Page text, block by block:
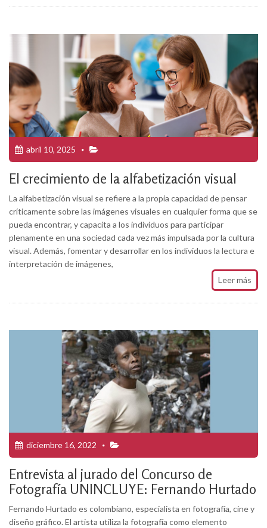
abril 10, 2025
El crecimiento de la alfabetización visual
La alfabetización visual se refiere a la propia capacidad de pensar
críticamente sobre las imágenes visuales en cualquier forma que se
pueda encontrar, y capacita a los individuos para participar
plenamente en una sociedad cada vez más impulsada por la cultura
visual. Además, fomentar y desarrollar en los individuos la lectura e
interpretación de imágenes,
Leer más
diciembre 16, 2022
Entrevista al jurado del Concurso de
Fotografía UNINCLUYE: Fernando Hurtado
Fernando Hurtado es colombiano, especialista en fotografía, cine y
diseño gráfico. El artista utiliza la fotografía como elemento